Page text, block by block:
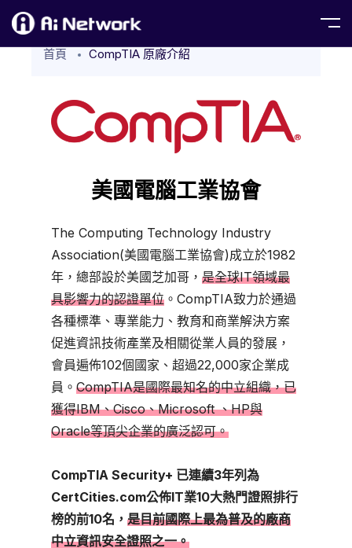
首頁 CompTIA 原廠介紹
美國電腦工業協會
The Computing Technology Industry
Association(美國電腦工業協會)成立於1982
年，總部設於美國芝加哥， 是全球IT領域最
具影響力的認證單位 。CompTIA致力於通過
各種標準、專業能力、教育和商業解決方案
促進資訊技術產業及相關從業人員的發展，
會員遍佈102個國家、超過22,000家企業成
員。 CompTIA是國際最知名的中立組織，已
獲得IBM、Cisco、Microsoft 、HP與
Oracle等頂尖企業的廣泛認可。
CompTIA Security+ 已連續3年列為
CertCities.com公佈IT業10大熱門證照排行
榜的前10名， 是目前國際上最為普及的廠商
中立資訊安全證照之一。